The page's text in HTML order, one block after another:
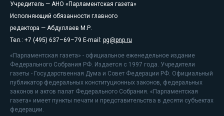
Учредитель — АНО «Парламентская газета»
Исполняющий обязанности главного
редактора — Абдуллаев М.Р.
Тел.: +7 (495) 637–69–79 E-mail: pg@pnp.ru
«Парламентская газета» - официальное еженедельное издание
Федерального Собрания РФ. Издается с 1997 года. Учредители
газеты - Государственная Дума и Совет Федерации РФ. Официальный
публикатор федеральных конституционных законов, федеральных
законов и актов палат Федерального Собрания. «Парламентская
газета» имеет пункты печати и представительства в десяти субъектах
федерации.